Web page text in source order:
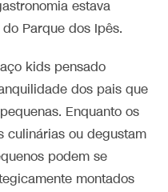
estava
Parque dos Ipês.
kids pensado
dos pais que
Enquanto os
culinárias ou degustam
podem se
montados